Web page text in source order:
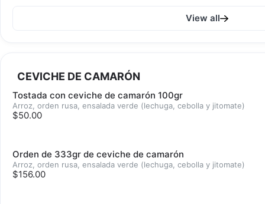
View all
CEVICHE DE CAMARÓN
Tostada con ceviche de camarón 100gr
Arroz, orden rusa, ensalada verde (lechuga, cebolla y jitomate)
$50.00
Orden de 333gr de ceviche de camarón
Arroz, orden rusa, ensalada verde (lechuga, cebolla y jitomate)
$156.00